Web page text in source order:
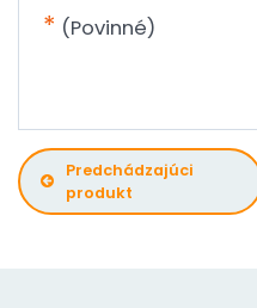
* (Povinné)
Predchádzajúci
produkt